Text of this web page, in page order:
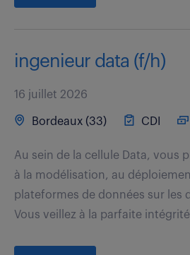
ingenieur data (f/h)
16 juillet 2026
Bordeaux (33) CDI
Au sein de la cellule Data, vous
à la modélisation, au
plateformes de données sur les
Vous veillez à la parfaite